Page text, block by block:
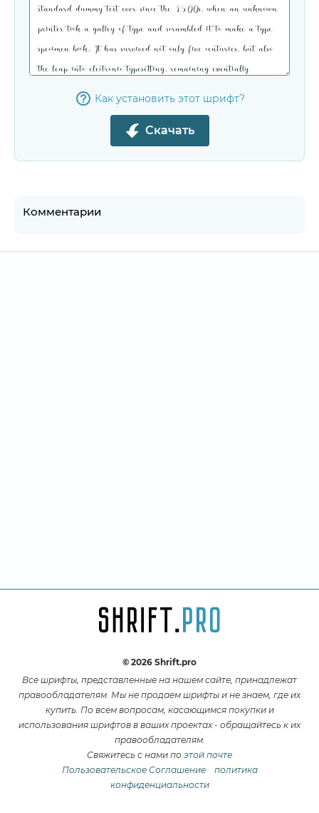
Как установить этот шрифт?
Скачать
Комментарии
© 2026 Shrift.pro
Все шрифты, представленные на нашем сайте, принадлежат
правообладателям. Мы не продаем шрифты и не знаем, где их
купить. По всем вопросам, касающимся покупки и
использования шрифтов в ваших проектах - обращайтесь к их
правообладателям.
Свяжитесь с нами по этой почте
Пользовательское Соглашение
политика
конфиденциальности